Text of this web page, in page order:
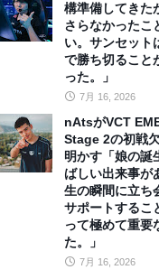
構準備してきた
さらなかったこ
い。サンセット
で勝ち切ること
った。」
7月 16, 2026
nAtsがVCT
Stage 2の初戦
明かす「娘の誕
ばしい出来事が
生の瞬間に立ち
サポートするこ
って極めて重要
た。」
7月 16, 2026